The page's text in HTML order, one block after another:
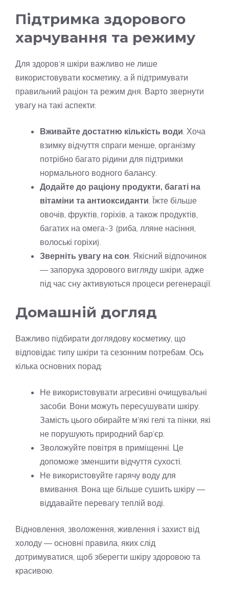
Підтримка здорового
харчування та режиму
Для здоров’я шкіри важливо не лише
використовувати косметику, а й підтримувати
правильний раціон та режим дня. Варто звернути
увагу на такі аспекти:
Вживайте достатню кількість води. Хоча
взимку відчуття спраги менше, організму
потрібно багато рідини для підтримки
нормального водного балансу.
Додайте до раціону продукти, багаті на
вітаміни та антиоксиданти. Їжте більше
овочів, фруктів, горіхів, а також продуктів,
багатих на омега-3 (риба, лляне насіння,
волоські горіхи).
Зверніть увагу на сон. Якісний відпочинок
— запорука здорового вигляду шкіри, адже
під час сну активуються процеси регенерації.
Домашній догляд
Важливо підбирати доглядову косметику, що
відповідає типу шкіри та сезонним потребам. Ось
кілька основних порад:
Не використовувати агресивні очищувальні
засоби. Вони можуть пересушувати шкіру.
Замість цього обирайте м’які гелі та пінки, які
не порушують природний бар’єр.
Зволожуйте повітря в приміщенні. Це
допоможе зменшити відчуття сухості.
Не використовуйте гарячу воду для
вмивання. Вона ще більше сушить шкіру —
віддавайте перевагу теплій воді.
Відновлення, зволоження, живлення і захист від
холоду — основні правила, яких слід
дотримуватися, щоб зберегти шкіру здоровою та
красивою.